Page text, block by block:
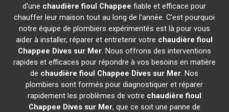
d'une chaudière fioul Chappee fiable et efficace pour
chauffer leur maison tout au long de l'année. C'est pourquoi
notre équipe de plombiers expérimentés est là pour vous
aider à installer, réparer et entretenir votre chaudière fioul
Chappee Dives sur Mer. Nous offrons des interventions
rapides et efficaces pour répondre à vos besoins en matière
de chaudière fioul Chappee Dives sur Mer. Nos
plombiers sont formés pour diagnostiquer et réparer
rapidement les problèmes de votre chaudière fioul
Chappee Dives sur Mer, que ce soit une panne de